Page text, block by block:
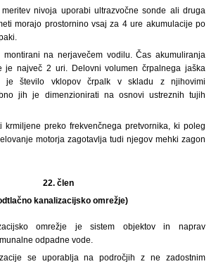
nivoja uporabi ultrazvočne sonde ali druga
morajo prostornino vsaj za 4 ure akumulacije po
na nerjavečem vodilu. Čas akumuliranja
je največ 2 uri. Delovni volumen črpalnega jaška
je število vklopov črpalk v skladu z njihovimi
jih je dimenzionirati na osnovi ustreznih tujih
krmiljene preko frekvenčnega pretvornika, ki poleg
motorja zagotavlja tudi njegov mehki zagon
22. člen
kanalizacijsko omrežje)
omrežje je sistem objektov in naprav
odpadne vode.
se uporablja na področjih z ne zadostnim